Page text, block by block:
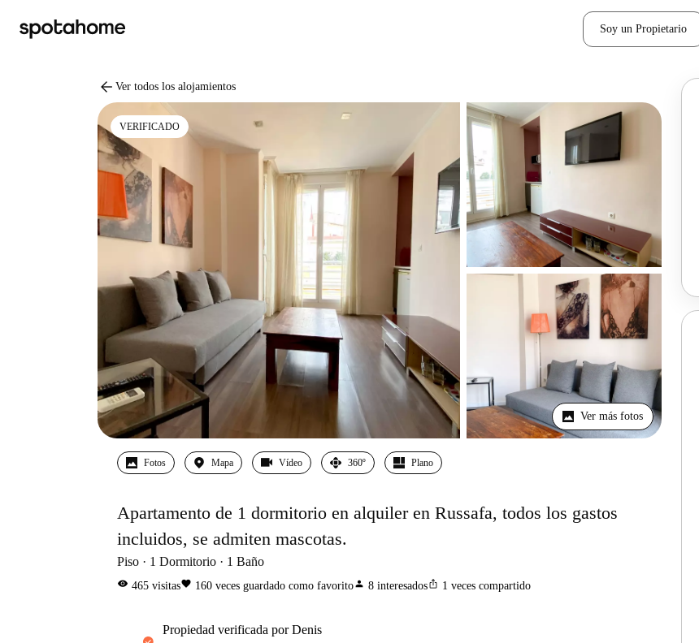
Soy un Propietario
arrow_back Ver todos los alojamientos
VERIFICADO
Ver más fotos
Fotos Mapa Vídeo 360º Plano
Apartamento de 1 dormitorio en alquiler en Russafa, todos los gastos
incluidos, se admiten mascotas.
Piso 1 Dormitorio 1 Baño
visibility 465 visitasfavorite 160 veces guardado como favoritoperson 8 interesadosios_share 1 veces compartido
propiedad verificada por Denis